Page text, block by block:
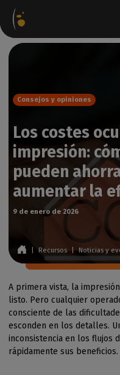
Paquetes
de
software
Consejos y opiniones
Los costes
impresión:
pueden
aumentar la
9 de enero de 2026
Recursos | Noticias y
A primera vista, la
listo. Pero cualquier
consciente de las
esconden en los detalles.
inconsistencia en los flujos
rápidamente sus beneficios.